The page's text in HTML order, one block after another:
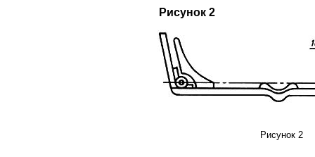
Рисунок 2
Рисунок 2